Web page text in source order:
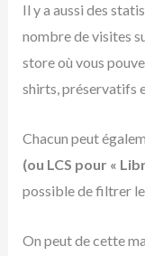
Il y a aussi des
nombre de visites
store où vous
shirts, préservatifs
Chacun peut
(ou LCS pour «
possible de filtrer
On peut de cette